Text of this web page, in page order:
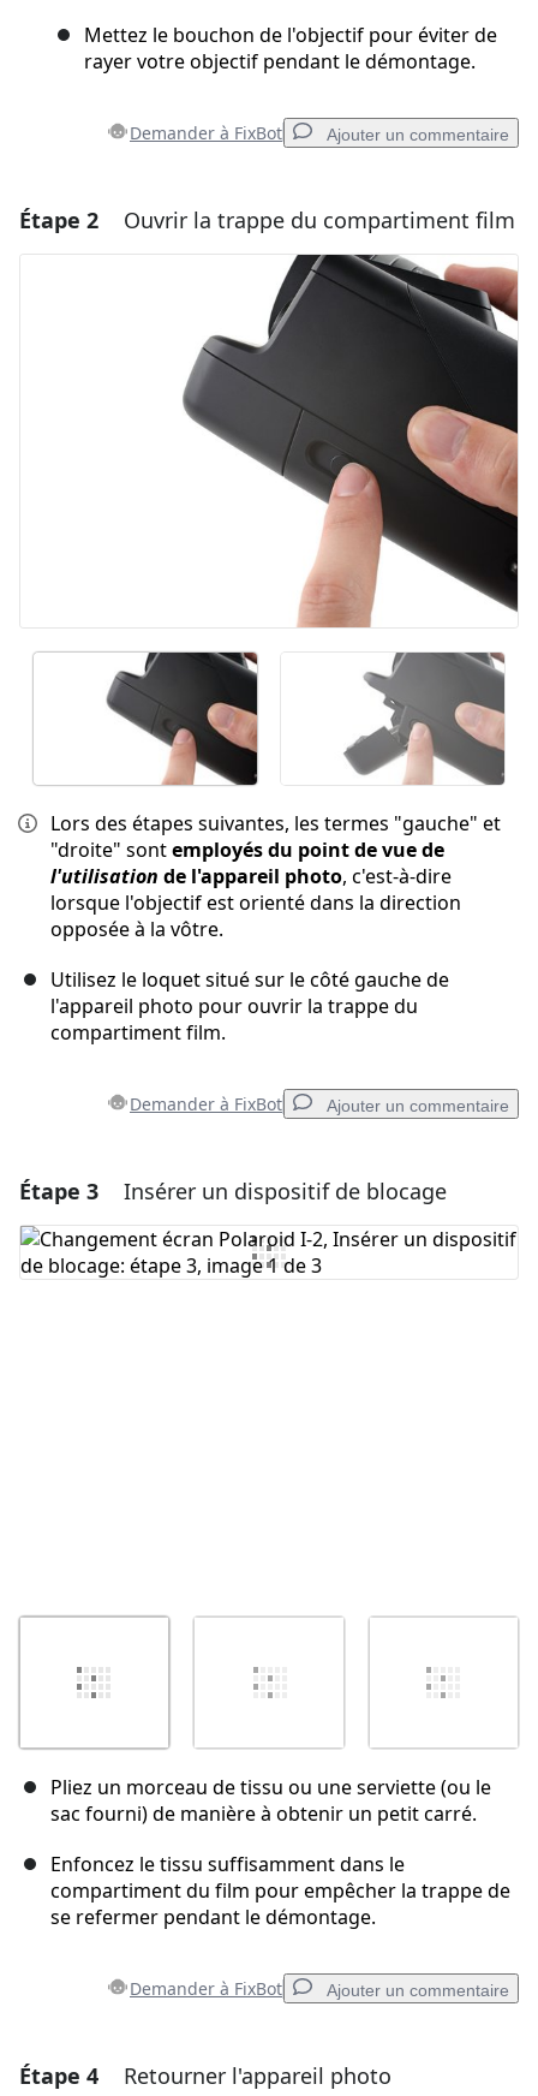
Mettez le bouchon de l'objectif pour éviter de
rayer votre objectif pendant le démontage.
Demander à FixBot Ajouter un commentaire
Ajouter un commentaire
Ajouter un commentaire
Annuler
Étape 2 Ouvrir la trappe du compartiment film
Lors des étapes suivantes, les termes "gauche" et
"droite" sontemployés du point de vue de
l'utilisation de l'appareil photo, c'est-à-dire
lorsque l'objectif est orienté dans la direction
opposée à la vôtre.
Utilisez le loquet situé sur le côté gauche de
l'appareil photo pour ouvrir la trappe du
compartiment film.
Demander à FixBot Ajouter un commentaire
Ajouter un commentaire
Ajouter un commentaire
Étape 3 Insérer un dispositif de blocage
Pliez un morceau de tissu ou une serviette (ou le
sac fourni) de manière à obtenir un petit carré.
Enfoncez le tissu suffisamment dans le
compartiment du film pour empêcher la trappe de
se refermer pendant le démontage.
Demander à FixBot Ajouter un commentaire
Ajouter un commentaire
Étape 4 Retourner l'appareil photo